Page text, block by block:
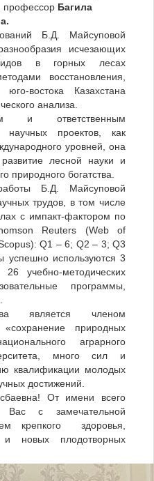
профессор Багила
Б.Д. Майсуповой
исчезающих
видов в горных лесах
восстановления,
востока Казахстана
анализа.
и ответственным
научных проектов, как
уровней, она
лесной науки и
природного богатства.
Б.Д. Майсуповой
трудов, в том числе
с импакт-фактором по
Reuters (Web of
Q1 – 6; Q2 – 3; Q3
успешно используются 3
учебно-методических
программы,
является членом
«сохранение природных
аграрного
много сил и
квалификации молодых
достижений.
От имени всего
Вас с замечательной
крепкого здоровья,
и новых плодотворных